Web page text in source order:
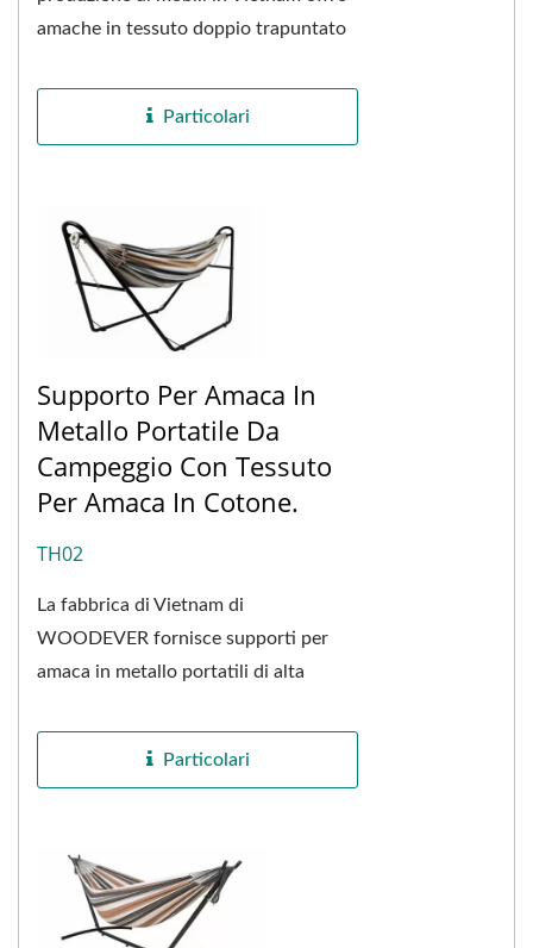
amache in tessuto doppio trapuntato
acciaio pesante...
Particolari
Supporto Per Amaca In
Metallo Portatile Da
Campeggio Con Tessuto
Per Amaca In Cotone.
TH02
La fabbrica di Vietnam di
WOODEVER fornisce supporti per
amaca in metallo portatili di alta
cotone personalizzato,...
Particolari